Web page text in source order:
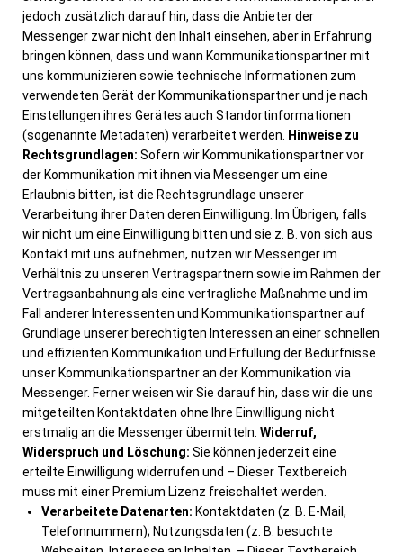
jedoch zusätzlich darauf hin, dass die Anbieter der
Messenger zwar nicht den Inhalt einsehen, aber in Erfahrung
bringen können, dass und wann Kommunikationspartner mit
uns kommunizieren sowie technische Informationen zum
verwendeten Gerät der Kommunikationspartner und je nach
Einstellungen ihres Gerätes auch Standortinformationen
(sogenannte Metadaten) verarbeitet werden.
Hinweise zu
Rechtsgrundlagen: Sofern wir Kommunikationspartner vor
der Kommunikation mit ihnen via Messenger um eine
Erlaubnis bitten, ist die Rechtsgrundlage unserer
Verarbeitung ihrer Daten deren Einwilligung. Im Übrigen, falls
wir nicht um eine Einwilligung bitten und sie z. B. von sich aus
Kontakt mit uns aufnehmen, nutzen wir Messenger im
Verhältnis zu unseren Vertragspartnern sowie im Rahmen der
Vertragsanbahnung als eine vertragliche Maßnahme und im
Fall anderer Interessenten und Kommunikationspartner auf
Grundlage unserer berechtigten Interessen an einer schnellen
und effizienten Kommunikation und Erfüllung der Bedürfnisse
unser Kommunikationspartner an der Kommunikation via
Messenger. Ferner weisen wir Sie darauf hin, dass wir die uns
mitgeteilten Kontaktdaten ohne Ihre Einwilligung nicht
erstmalig an die Messenger übermitteln. Widerruf,
Widerspruch und Löschung: Sie können jederzeit eine
erteilte Einwilligung widerrufen und – Dieser Textbereich
muss mit einer Premium Lizenz freischaltet werden.
Verarbeitete Datenarten: Kontaktdaten (z. B. E-Mail,
Telefonnummern); Nutzungsdaten (z. B. besuchte